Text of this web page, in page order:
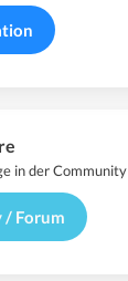
in der Community
/ Forum